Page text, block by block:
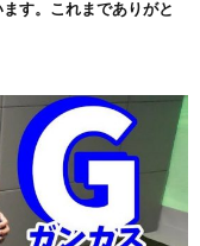
す。これまでありがと